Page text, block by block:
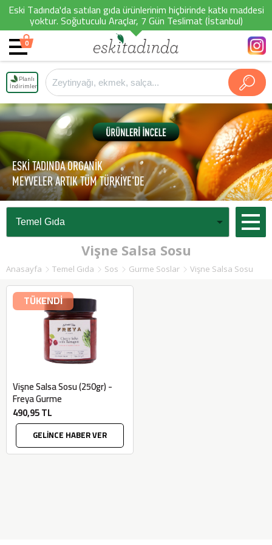
Eski Tadında'da satılan gıda ürünlerinim hiçbirinde katkı maddesi
yoktur. Soğutuculu Araçlar, 7 Gün Teslimat (İstanbul)
0
Planlı
İndirimler
ESKİ TADINDA ORGANİK
MEYVELER ARTIK TÜM TÜRKİYE'DE
Vişne Salsa Sosu
Anasayfa Temel Gıda Sos Gurme Soslar Vişne Salsa Sosu
TÜKENDİ
Vişne Salsa Sosu (250gr) -
Freya Gurme
490,95 TL
GELİNCE HABER VER